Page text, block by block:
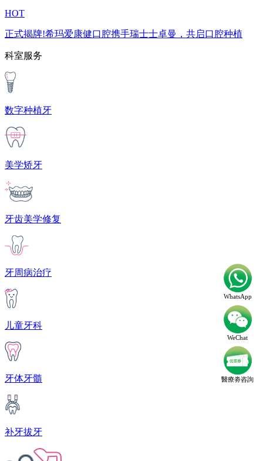
WhatsApp
WeChat
醫療劵咨詢
HOT
正式揭牌!希玛爱康健口腔携手瑞士士卓曼，共启口腔种植
科室服务
数字种植牙
美学矫牙
牙齿美学修复
牙周病治疗
儿童牙科
牙体牙髓
补牙拔牙